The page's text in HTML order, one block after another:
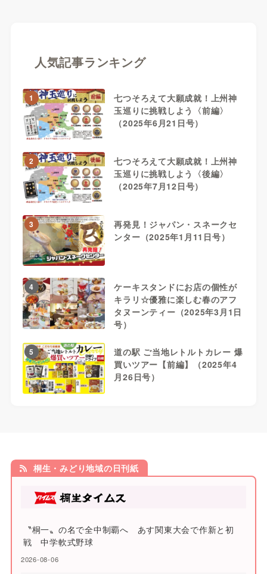
人気記事ランキング
1
七つそろえて大願成就！上州神
玉巡りに挑戦しよう〈前編〉
（2025年6月21日号）
2
七つそろえて大願成就！上州神
玉巡りに挑戦しよう〈後編〉
（2025年7月12日号）
3
再発見！ジャパン・スネークセ
ンター（2025年1月11日号）
4
ケーキスタンドにお店の個性が
キラリ☆優雅に楽しむ春のアフ
タヌーンティー（2025年3月1日
号）
5
道の駅 ご当地レトルトカレー 爆
買いツアー【前編】（2025年4
月26日号）
桐生・みどり地域の日刊紙
〝桐一〟の名で全中制覇へ あす関東大会で作新と初
戦 中学軟式野球
2026-08-06